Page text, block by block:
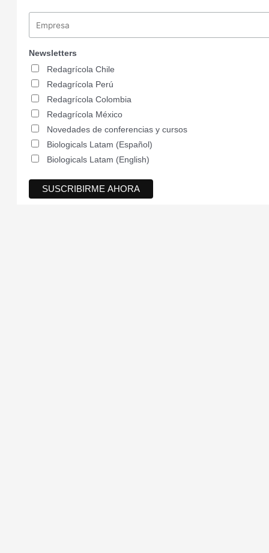
Newsletters
Redagrícola Chile
Redagrícola Perú
Redagrícola Colombia
Redagrícola México
Novedades de conferencias y cursos
Biologicals Latam (Español)
Biologicals Latam (English)